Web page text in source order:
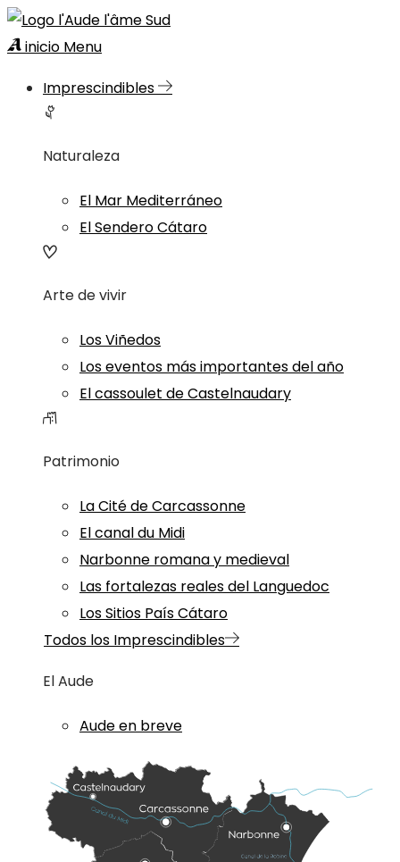
inicio Menu
Imprescindibles
Naturaleza
El Mar Mediterráneo
El Sendero Cátaro
Arte de vivir
Los Viñedos
Los eventos más importantes del año
El cassoulet de Castelnaudary
Patrimonio
La Cité de Carcassonne
El canal du Midi
Narbonne romana y medieval
Las fortalezas reales del Languedoc
Los Sitios País Cátaro
Todos los Imprescindibles
El Aude
Aude en breve